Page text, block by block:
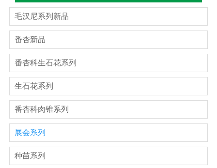
毛汉尼系列新品
番杏新品
番杏科生石花系列
生石花系列
番杏科肉锥系列
展会系列
种苗系列